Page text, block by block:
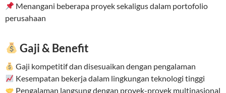
Menangani beberapa proyek sekaligus dalam portofolio
perusahaan
Gaji & Benefit
Gaji kompetitif dan disesuaikan dengan pengalaman
Kesempatan bekerja dalam lingkungan teknologi tinggi
Pengalaman langsung dengan proyek-proyek multinasional